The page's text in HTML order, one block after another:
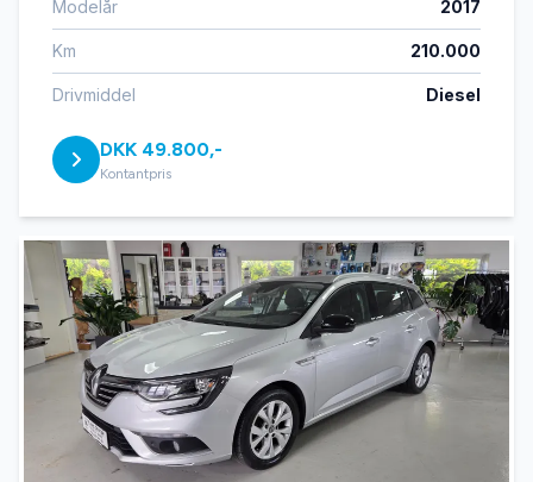
Modelår 2017
Km 210.000
Drivmiddel Diesel
DKK 49.800,-
Kontantpris